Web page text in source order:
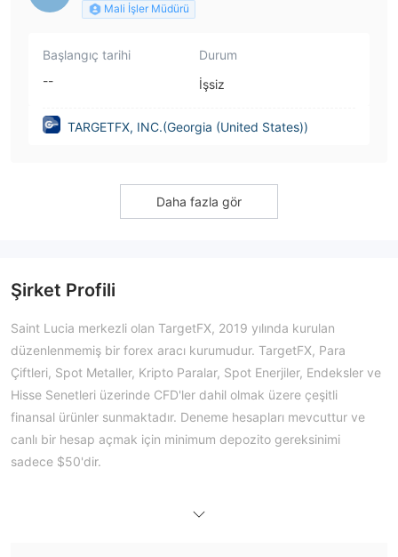
Mali İşler Müdürü
Başlangıç tarihi
--
Durum
İşsiz
TARGETFX, INC.(Georgia (United States))
Daha fazla gör
Şirket Profili
Saint Lucia merkezli olan TargetFX, 2019 yılında kurulan
düzenlenmemiş bir forex aracı kurumudur. TargetFX, Para
Çiftleri, Spot Metaller, Kripto Paralar, Spot Enerjiler, Endeksler ve
Hisse Senetleri üzerinde CFD'ler dahil olmak üzere çeşitli
finansal ürünler sunmaktadır. Deneme hesapları mevcuttur ve
canlı bir hesap açmak için minimum depozito gereksinimi
sadece $50'dir.
herhangi bir saygın finansal kurum